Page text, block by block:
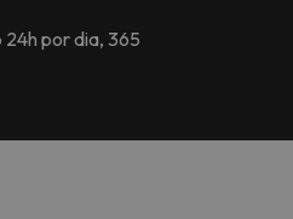
por dia, 365